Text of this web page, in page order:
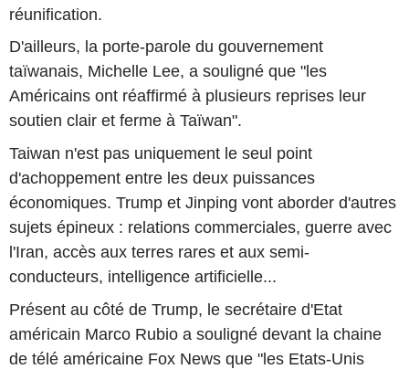
réunification.
D'ailleurs, la porte-parole du gouvernement
taïwanais, Michelle Lee, a souligné que "les
Américains ont réaffirmé à plusieurs reprises leur
soutien clair et ferme à Taïwan".
Taiwan n'est pas uniquement le seul point
d'achoppement entre les deux puissances
économiques. Trump et Jinping vont aborder d'autres
sujets épineux : relations commerciales, guerre avec
l'Iran, accès aux terres rares et aux semi-
conducteurs, intelligence artificielle...
Présent au côté de Trump, le secrétaire d'Etat
américain Marco Rubio a souligné devant la chaine
de télé américaine Fox News que "les Etats-Unis